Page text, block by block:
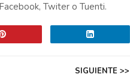
Twiter o Tuenti.
SIGUIENTE >>